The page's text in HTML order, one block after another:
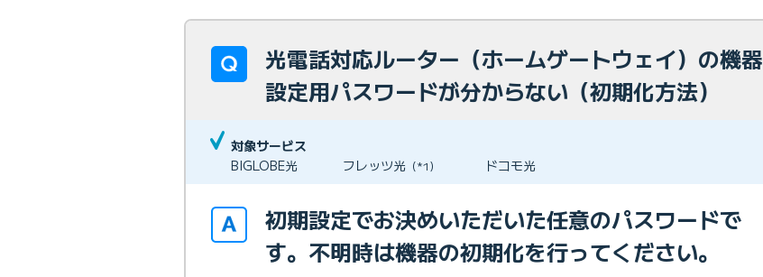
光電話対応ルーター（ホームゲートウェイ）の機器
設定用パスワードが分からない（初期化方法）
対象サービス
BIGLOBE光
フレッツ光 （*1） ドコモ光
初期設定でお決めいただいた任意のパスワードで
す。不明時は機器の初期化を行ってください。